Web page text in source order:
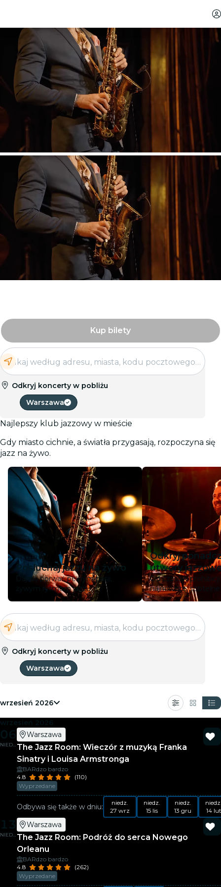
Kup bilety
Odkryj koncerty w pobliżu
Warszawa
Najlepszy klub jazzowy w mieście
Gdy miasto cichnie, a światła przygasają, rozpoczyna się
jazz na żywo.
Posłuchaj jazzu na żywo
Daj się porwać pełnym pasji,
żywym rytmom jazzu.
Odkryj
utwory
Od czasów
najnowsze,
Odkryj koncerty w pobliżu
Warszawa
wrzesień 2026
wrzesień 2026
06
NIEDZ.
Warszawa
The Jazz Room: Wieczór z muzyką Franka
Sinatry i Louisa Armstronga
BARdzo bardzo
4.8
(110)
Wyprzedane
Odbywa się także w dniu:
niedz.
27 wrz
niedz.
15 lis
niedz.
13 gru
14 lut
13
NIEDZ.
Warszawa
The Jazz Room: Podróż do serca Nowego
Orleanu
BARdzo bardzo
4.8
(262)
Wyprzedane